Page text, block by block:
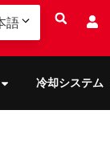
語
冷却システム